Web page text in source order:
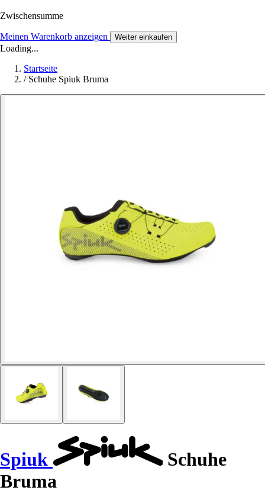
Zwischensumme
Meinen Warenkorb anzeigen Weiter einkaufen
Loading...
Startseite
/ Schuhe Spiuk Bruma
Spiuk
Schuhe
Bruma